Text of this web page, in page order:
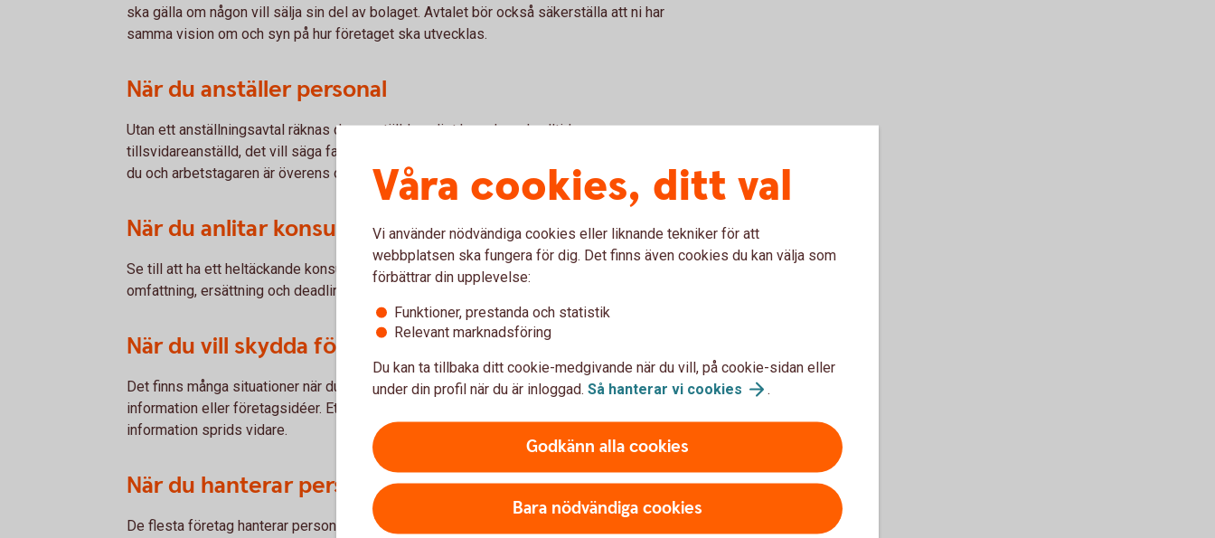
ska gälla om någon vill sälja sin del av bolaget. Avtalet bör också säkerställa att ni har
samma vision om och syn på hur företaget ska utvecklas.
När du anställer personal
Utan ett anställningsavtal räknas den anställda enligt huvudregeln alltid som
tillsvidareanställd, det vill säga fast anställd. Med ett anställningsavtal blir det tydligt att
du och arbetstagaren är överens om vad som gäller.
När du anlitar konsulter
Se till att ha ett heltäckande konsultavtal som reglerar sådant som uppdragets
omfattning, ersättning och deadlines.
När du vill skydda företagsintern information
Det finns många situationer när du kan behöva dela med dig av företagsintern
information eller företagsidéer. Ett sekretessavtal skyddar dig mot att känslig
information sprids vidare.
När du hanterar personuppgifter
De flesta företag hanterar personuppgifter och måste därför förhålla sig till GDPR. Det
Våra cookies, ditt val
Vi använder nödvändiga cookies eller liknande tekniker för att
webbplatsen ska fungera för dig. Det finns även cookies du kan välja som
förbättrar din upplevelse:
Funktioner, prestanda och statistik
Relevant marknadsföring
Du kan ta tillbaka ditt cookie-medgivande när du vill, på cookie-sidan eller
under din profil när du är inloggad. Så hanterar vi cookies .
Godkänn alla cookies
Bara nödvändiga cookies